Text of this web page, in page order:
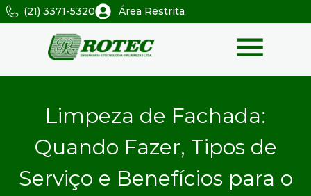
(21) 3371-5320 Área Restrita
Limpeza de Fachada:
Quando Fazer, Tipos de
Serviço e Benefícios para o